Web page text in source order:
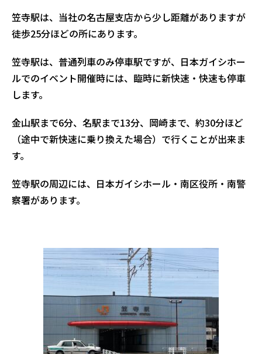
笠寺駅は、当社の名古屋支店から少し距離がありますが
徒歩25分ほどの所にあります。
笠寺駅は、普通列車のみ停車駅ですが、日本ガイシホー
ルでのイベント開催時には、臨時に新快速・快速も停車
します。
金山駅まで6分、名駅まで13分、岡崎まで、約30分ほど
（途中で新快速に乗り換えた場合）で行くことが出来ま
す。
笠寺駅の周辺には、日本ガイシホール・南区役所・南警
察署があります。